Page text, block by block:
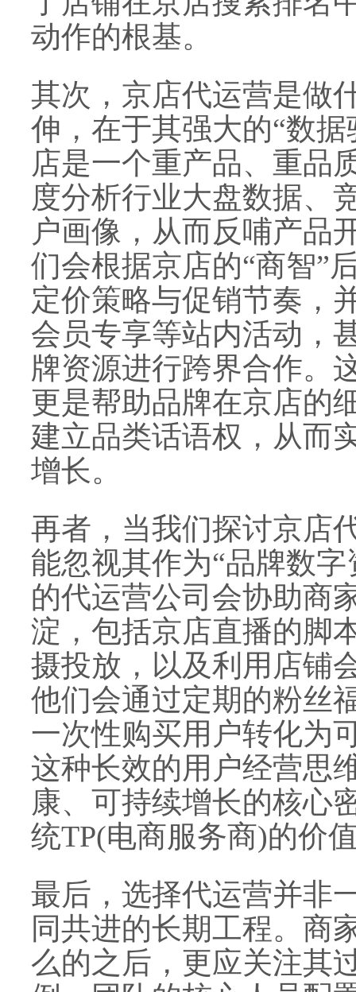
动作的根基。
其次，京店代运营是做
伸，在于其强大的“数
店是一个重产品、重品
度分析行业大盘数据、
户画像，从而反哺产品
们会根据京店的“商智”
定价策略与促销节奏，
会员专享等站内活动，
牌资源进行跨界合作。
更是帮助品牌在京店的
建立品类话语权，从而
增长。
再者，当我们探讨京店
能忽视其作为“品牌数
的代运营公司会协助商
淀，包括京店直播的脚
摄投放，以及利用店铺
他们会通过定期的粉丝
一次性购买用户转化为
这种长效的用户经营思
康、可持续增长的核心
统TP(电商服务商)的价
最后，选择代运营并非
同共进的长期工程。商
么的之后，更应关注其